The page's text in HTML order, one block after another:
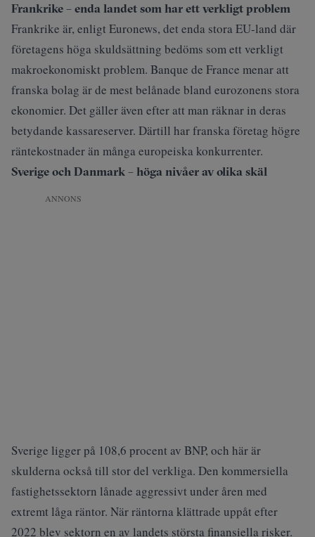
Frankrike – enda landet som har ett verkligt problem
Frankrike är, enligt Euronews, det enda stora EU‑land där
företagens höga skuldsättning bedöms som ett verkligt
makroekonomiskt problem. Banque de France menar att
franska bolag är de mest belånade bland eurozonens stora
ekonomier. Det gäller även efter att man räknar in deras
betydande kassareserver. Därtill har franska företag högre
räntekostnader än många europeiska konkurrenter.
Sverige och Danmark – höga nivåer av olika skäl
ANNONS
Sverige ligger på 108,6 procent av BNP, och här är
skulderna också till stor del verkliga. Den kommersiella
fastighetssektorn lånade aggressivt under åren med
extremt låga räntor. När räntorna klättrade uppåt efter
2022 blev sektorn en av landets största finansiella risker.